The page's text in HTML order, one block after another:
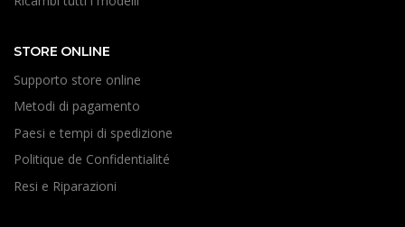
STORE ONLINE
Supporto store online
Metodi di pagamento
Paesi e tempi di spedizione
Politique de Confidentialité
Resi e Riparazioni